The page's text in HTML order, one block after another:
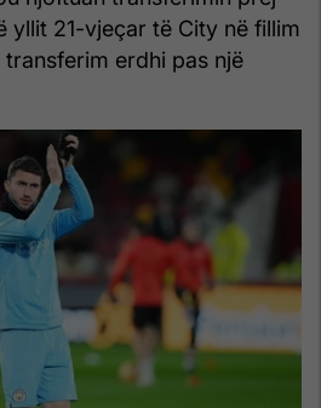
yllit 21-vjeçar të City në fillim
erdhi pas një